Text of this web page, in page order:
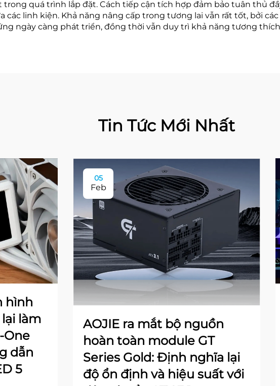
quá trình lắp đặt. Cách tiếp cận tích hợp đảm bảo tuân thủ
các linh kiện. Khả năng nâng cấp trong tương lai vẫn rất tốt, bởi
ngày càng phát triển, đồng thời vẫn duy trì khả năng tương
Tin Tức Mới Nhất
hình
làm
One
dẫn
5
05
Feb
AOJIE ra mắt bộ nguồn
hoàn toàn module GT
Series Gold: Định nghĩa lại
độ ổn định và hiệu suất với